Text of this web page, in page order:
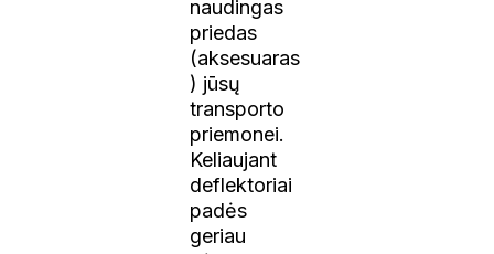
naudingas
priedas
(aksesuaras
) jūsų
transporto
priemonei.
Keliaujant
deflektoriai
padės
geriau